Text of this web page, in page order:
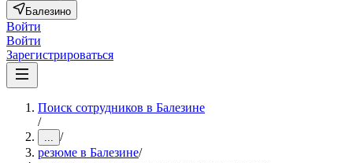
Балезино
Войти
Войти
Зарегистрироваться
Поиск сотрудников в Балезине
/
... /
резюме в Балезине/